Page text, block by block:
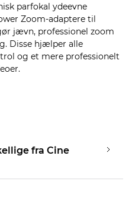
parfokal ydeevne
Zoom-adaptere til
jævn, professionel zoom
Disse hjælper alle
og et mere professionelt
fra Cine